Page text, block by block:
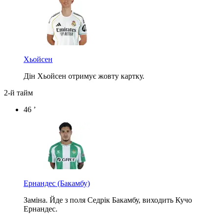
Хьойсен
Дін Хьойсен отримує жовту картку.
2-й тайм
46 ’
Ернандес (Бакамбу)
Заміна. Йде з поля Седрік Бакамбу, виходить Кучо
Ернандес.